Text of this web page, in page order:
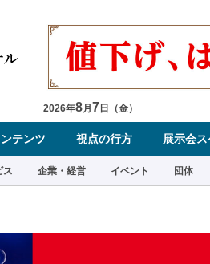
2026年8月 7 日（金）
テンツ 視点の行方 展示会
ス 企業・経営 イベント 団体